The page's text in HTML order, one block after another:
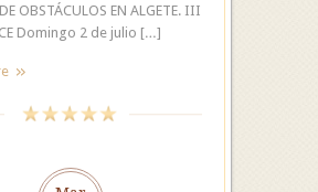
DE OBSTÁCULOS EN ALGETE. III
Domingo 2 de julio […]